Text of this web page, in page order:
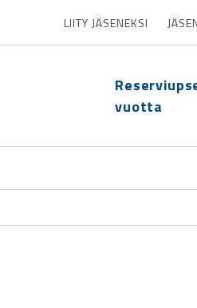
LIITY JÄSENEKSI
vuotta